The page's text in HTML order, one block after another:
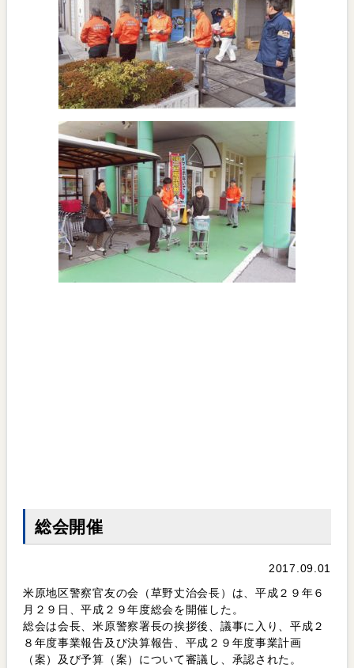
総会開催
2017.09.01
米原地区警察官友の会（草野丈治会長）は、平成２９年６
月２９日、平成２９年度総会を開催した。
総会は会長、米原警察署長の挨拶後、議事に入り、平成２
８年度事業報告及び決算報告、平成２９年度事業計画
（案）及び予算（案）について審議し、承認された。